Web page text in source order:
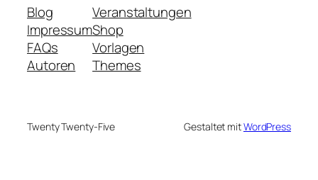
Blog
Impressum
FAQs
Autoren
Veranstaltungen
Shop
Vorlagen
Themes
Twenty Twenty-Five Gestaltet mitWordPress